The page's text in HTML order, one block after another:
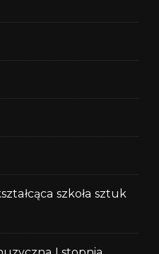
szkoła sztuk